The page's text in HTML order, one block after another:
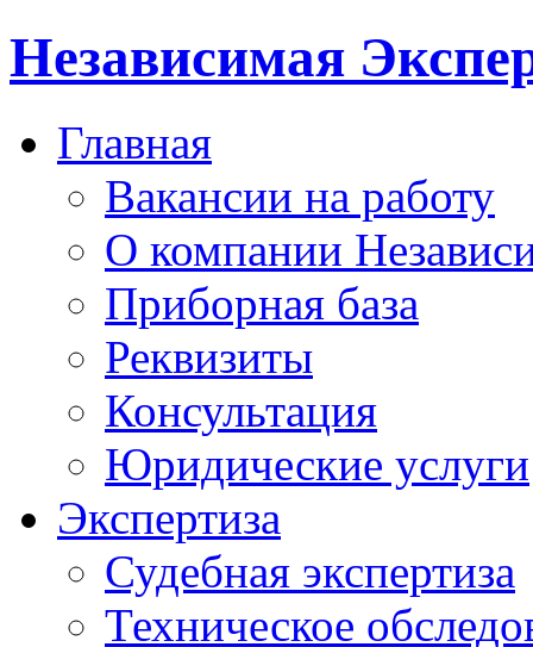
Независимая
Главная
Вакансии на работу
О компании
Приборная база
Реквизиты
Консультация
Юридические услуги
Экспертиза
Судебная экспертиза
Техническое